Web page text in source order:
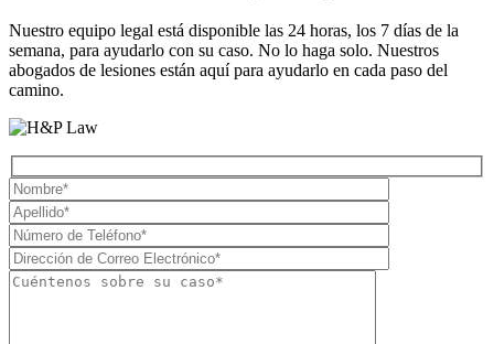
Nuestro equipo legal está disponible las 24 horas, los 7 días de la
semana, para ayudarlo con su caso. No lo haga solo. Nuestros
abogados de lesiones están aquí para ayudarlo en cada paso del
camino.